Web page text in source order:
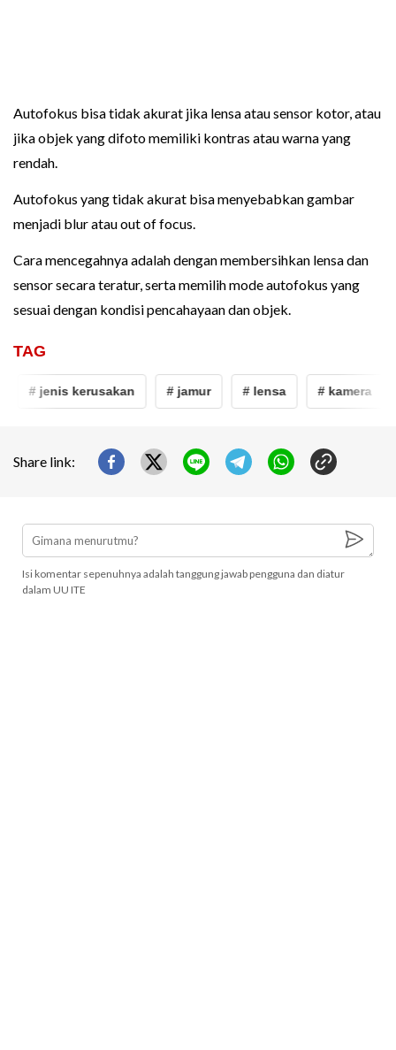
Autofokus bisa tidak akurat jika lensa atau sensor kotor, atau
jika objek yang difoto memiliki kontras atau warna yang
rendah.
Autofokus yang tidak akurat bisa menyebabkan gambar
menjadi blur atau out of focus.
Cara mencegahnya adalah dengan membersihkan lensa dan
sensor secara teratur, serta memilih mode autofokus yang
sesuai dengan kondisi pencahayaan dan objek.
TAG
# jenis kerusakan # jamur # lensa # kamera
Share link:
Isi komentar sepenuhnya adalah tanggung jawab pengguna dan diatur
dalam UU ITE